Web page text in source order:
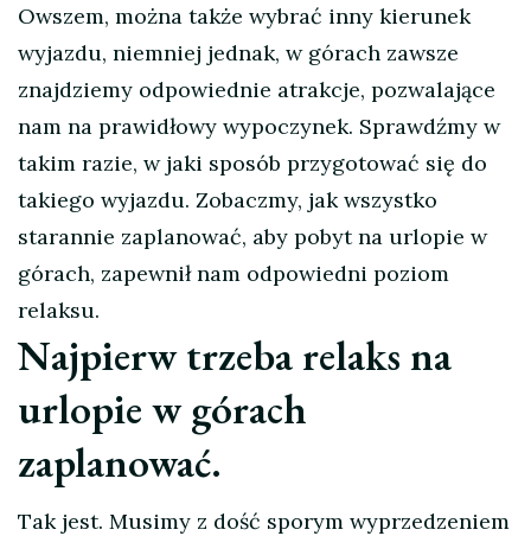
Owszem, można także wybrać inny kierunek
wyjazdu, niemniej jednak, w górach zawsze
znajdziemy odpowiednie atrakcje, pozwalające
nam na prawidłowy wypoczynek. Sprawdźmy w
takim razie, w jaki sposób przygotować się do
takiego wyjazdu. Zobaczmy, jak wszystko
starannie zaplanować, aby pobyt na urlopie w
górach, zapewnił nam odpowiedni poziom
relaksu.
Najpierw trzeba relaks na
urlopie w górach
zaplanować.
Tak jest. Musimy z dość sporym wyprzedzeniem